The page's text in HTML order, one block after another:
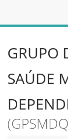
GRUPO
SAÚDE